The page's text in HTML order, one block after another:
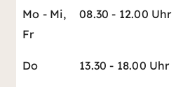
Mo - Mi,
Fr
08.30 - 12.00 Uhr
Do 13.30 - 18.00 Uhr